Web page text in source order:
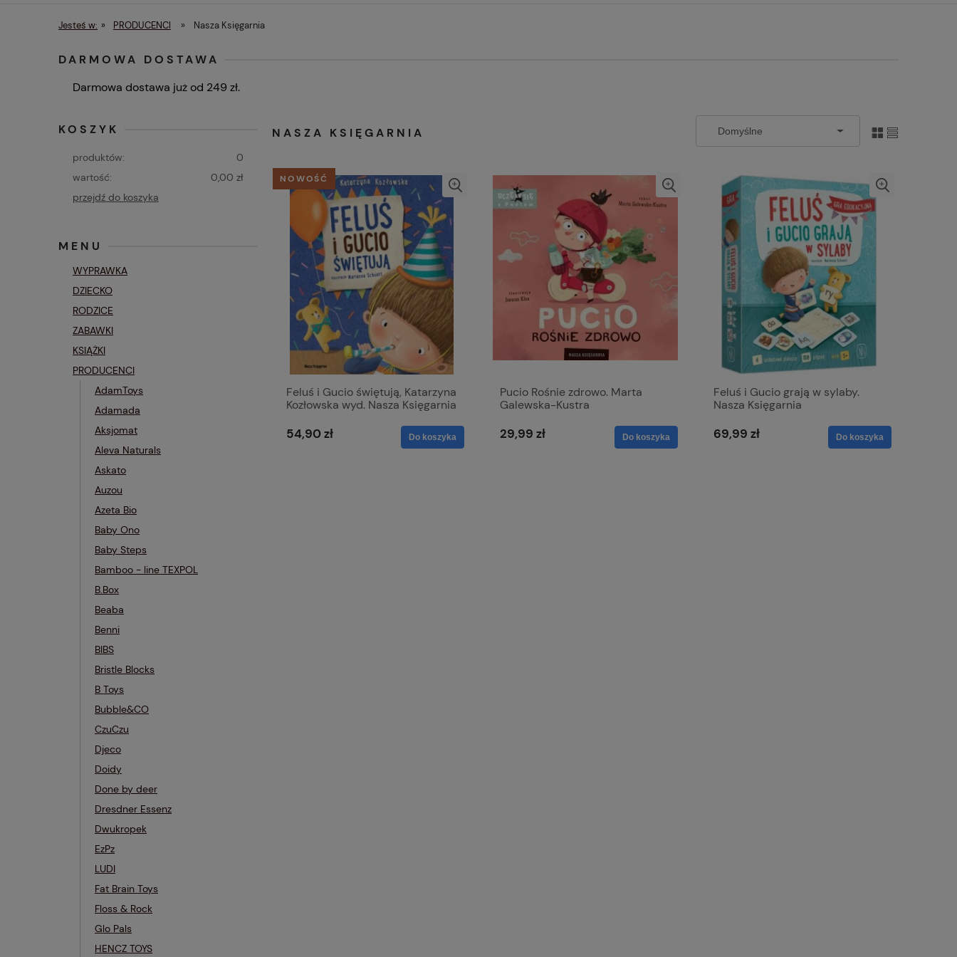
Czas i koszty dostawy Menu
Jesteś w: » PRODUCENCI » Nasza Księgarnia
DARMOWA DOSTAWA
Darmowa dostawa już od 249 zł.
KOSZYK
produktów:
0
wartość:
0,00 zł
przejdź do koszyka
MENU
WYPRAWKA
DZIECKO
RODZICE
ZABAWKI
KSIĄŻKI
PRODUCENCI
AdamToys
Adamada
Aksjomat
Aleva Naturals
Askato
Auzou
Azeta Bio
Baby Ono
Baby Steps
Bamboo - line TEXPOL
B.Box
Beaba
Benni
BIBS
Bristle Blocks
B Toys
Bubble&CO
CzuCzu
Djeco
Doidy
Done by deer
Dresdner Essenz
Dwukropek
EzPz
LUDI
Fat Brain Toys
Floss & Rock
Glo Pals
HENCZ TOYS
NASZA KSIĘGARNIA
Feluś i Gucio świętują, Katarzyna
Kozłowska wyd. Nasza Księgarnia
54,90 zł Do koszyka
NOWOŚĆ
Pucio Rośnie zdrowo. Marta
Galewska-Kustra
29,99 zł Do koszyka
Feluś i Gucio grają w sylaby.
Nasza Księgarnia
69,99 zł Do koszyka